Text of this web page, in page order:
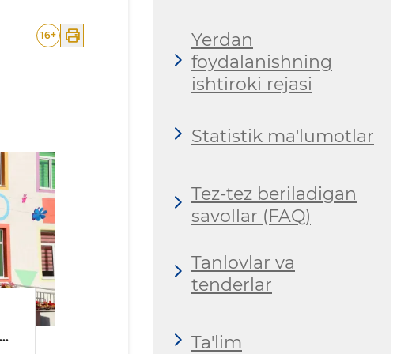
16+
Yerdan
foydalanishning
ishtiroki rejasi
Statistik ma'lumotlar
Tez-tez beriladigan
savollar (FAQ)
Tanlovlar va
tenderlar
Ta'lim